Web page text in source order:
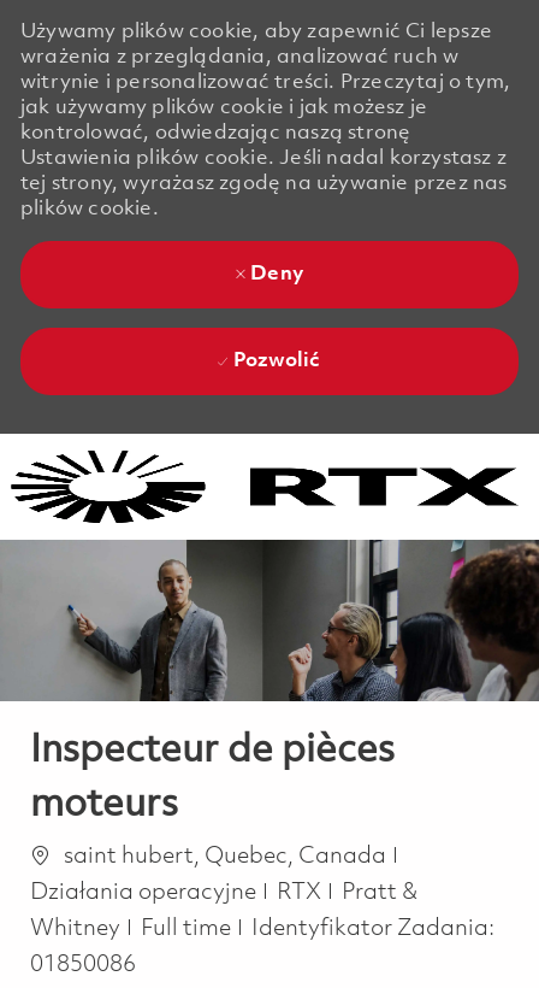
Używamy plików cookie, aby zapewnić Ci lepsze
wrażenia z przeglądania, analizować ruch w
witrynie i personalizować treści. Przeczytaj o tym,
jak używamy plików cookie i jak możesz je
kontrolować, odwiedzając naszą stronę
Ustawienia plików cookie. Jeśli nadal korzystasz z
tej strony, wyrażasz zgodę na używanie przez nas
plików cookie.
Deny
Pozwolić
Inspecteur de pièces
moteurs
Lokalizacja
saint hubert, Quebec, Canada
Działania operacyjne
RTX
Pratt &
Whitney
Job Type
Full time
Identyfikator Zadania:
01850086